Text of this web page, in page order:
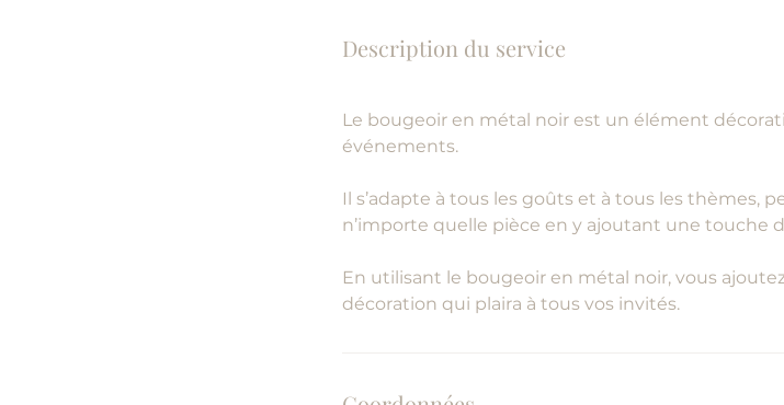
n
Description du service
Le bougeoir en métal noir est un élément
événements.
Il s’adapte à tous les goûts et à tous les thèmes,
n’importe quelle pièce en y ajoutant une touche
En utilisant le bougeoir en métal noir, vous
décoration qui plaira à tous vos invités.